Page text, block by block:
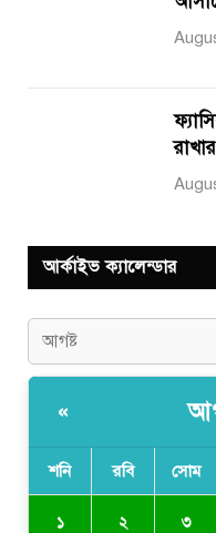
রাখার
আর্কাইভ ক্যালেন্ডার
«
শনি রবি সোম
১ ২ ৩